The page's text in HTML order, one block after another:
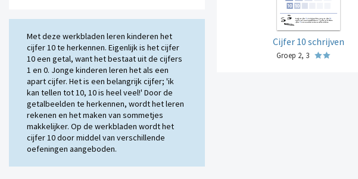
Met deze werkbladen leren kinderen het
cijfer 10 te herkennen. Eigenlijk is het cijfer
10 een getal, want het bestaat uit de cijfers
1 en 0. Jonge kinderen leren het als een
apart cijfer. Het is een belangrijk cijfer; 'ik
kan tellen tot 10, 10 is heel veel!' Door de
getalbeelden te herkennen, wordt het leren
rekenen en het maken van sommetjes
makkelijker. Op de werkbladen wordt het
cijfer 10 door middel van verschillende
oefeningen aangeboden.
Cijfer 10 schrijven
Groep 2, 3